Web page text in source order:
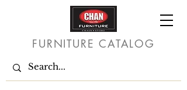
FURNITURE CATALOG